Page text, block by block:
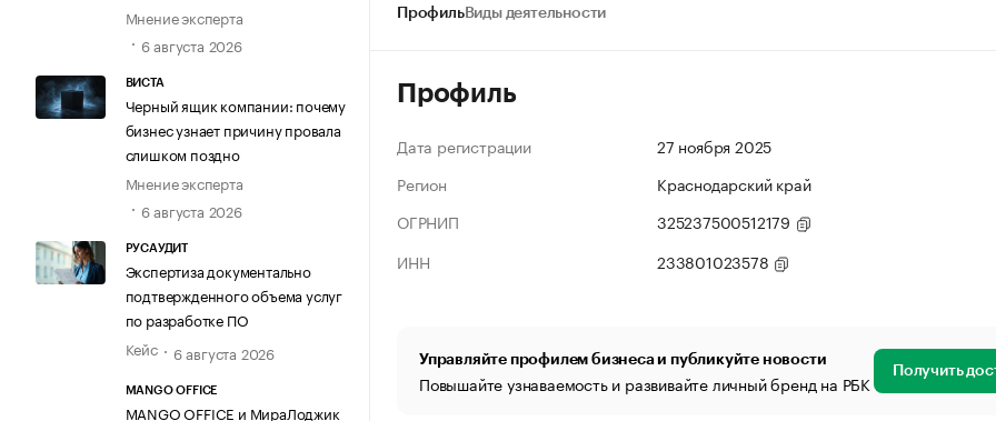
Мнение эксперта
6 августа 2026
ВИСТА
Черный ящик компании: почему
бизнес узнает причину провала
слишком поздно
Мнение эксперта
6 августа 2026
РУСАУДИТ
Экспертиза документально
подтвержденного объема услуг
по разработке ПО
Кейс
6 августа 2026
MANGO OFFICE
MANGO OFFICE и МираЛоджик
ПрофильВиды деятельности
Профиль
Дата регистрации
27 ноября 2025
Регион
Краснодарский край
ОГРНИП
325237500512179
ИНН
233801023578
Управляйте профилем бизнеса и публикуйте новости
Повышайте узнаваемость и развивайте личный бренд на РБК Получить